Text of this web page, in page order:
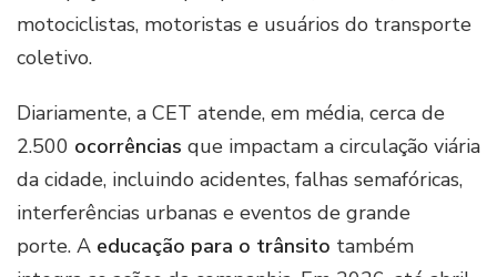
motociclistas, motoristas e usuários do transporte
coletivo.
Diariamente, a CET atende, em média, cerca de
2.500 ocorrências que impactam a circulação viária
da cidade, incluindo acidentes, falhas semafóricas,
interferências urbanas e eventos de grande
porte. A educação para o trânsito também